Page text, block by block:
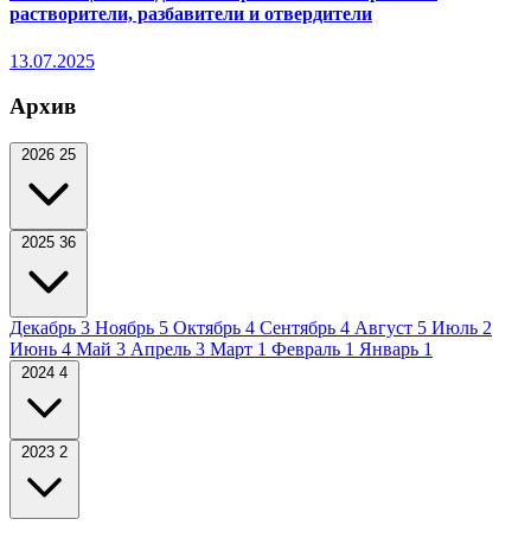
растворители, разбавители и отвердители
13.07.2025
Архив
2026 25
2025 36
Декабрь 3 Ноябрь 5 Октябрь 4 Сентябрь 4 Август 5 Июль 2
Июнь 4 Май 3 Апрель 3 Март 1 Февраль 1 Январь 1
2024 4
2023 2